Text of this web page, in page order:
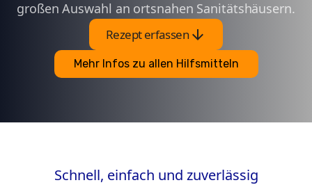
großen Auswahl an ortsnahen Sanitätshäusern.
Rezept erfassenarrow_downward
Mehr Infos zu allen Hilfsmitteln
Schnell, einfach und zuverlässig